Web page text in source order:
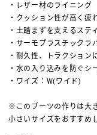
・レザー材のライニング
・クッション性が高く疲
・土踏まずを支えるステ
・サーモプラスチックラ
・耐久性、トラクション
・水の入り込みを防ぐシ
・ワイズ：W(ワイド)
※このブーツの作りは大
小さいサイズをおすすめ